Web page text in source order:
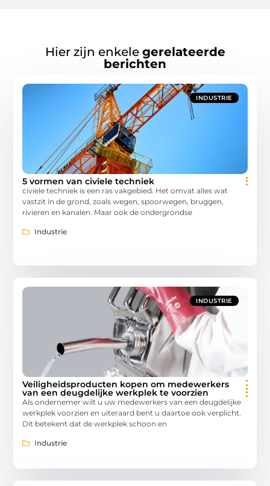
Hier zijn enkele gerelateerde
berichten
INDUSTRIE
5 vormen van civiele techniek
civiele techniek is een ras vakgebied. Het omvat alles wat
vastzit in de grond, zoals wegen, spoorwegen, bruggen,
rivieren en kanalen. Maar ook de ondergrondse
Industrie
INDUSTRIE
Veiligheidsproducten kopen om medewerkers
van een deugdelijke werkplek te voorzien
Als ondernemer wilt u uw medewerkers van een deugdelijke
werkplek voorzien en uiteraard bent u daartoe ook verplicht.
Dit betekent dat de werkplek schoon en
Industrie